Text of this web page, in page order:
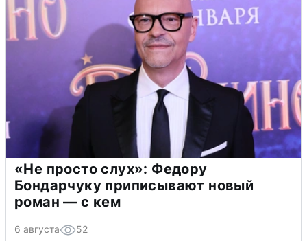
«Не просто слух»: Федору
Бондарчуку приписывают новый
роман — с кем
6 августа 52